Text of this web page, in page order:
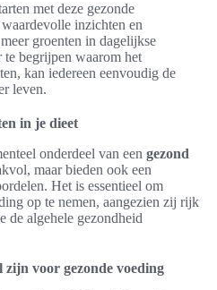
met deze gezonde
inzichten en
groenten in dagelijkse
begrijpen waarom het
kan iedereen eenvoudig de
leven.
in je dieet
onderdeel van een gezond
maar bieden ook een
Het is essentieel om
op te nemen, aangezien zij rijk
de algehele gezondheid
zijn voor gezonde voeding